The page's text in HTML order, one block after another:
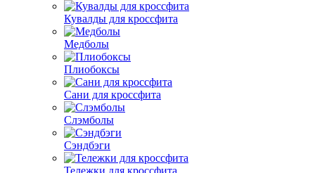
Кувалды для кроссфита
Медболы
Плиобоксы
Сани для кроссфита
Слэмболы
Сэндбэги
Тележки для кроссфита